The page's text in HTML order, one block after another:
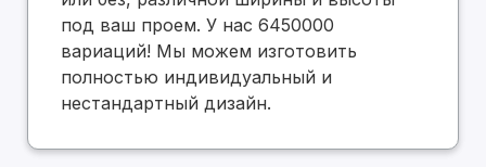
под ваш проем. У нас 6450000
вариаций! Мы можем изготовить
полностью индивидуальный и
нестандартный дизайн.